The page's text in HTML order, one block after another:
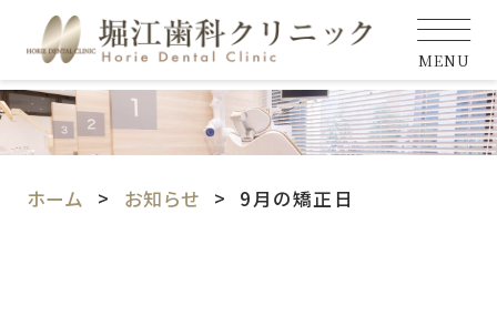
MENU
ホーム お知らせ 9月の矯正日